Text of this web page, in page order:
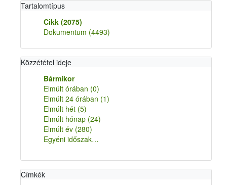
Tartalomtípus
Cikk (2075)
Dokumentum (4493)
Közzététel ideje
Bármikor
Elmúlt órában (0)
Elmúlt 24 órában (1)
Elmúlt hét (5)
Elmúlt hónap (24)
Elmúlt év (280)
Egyéni időszak…
Címkék